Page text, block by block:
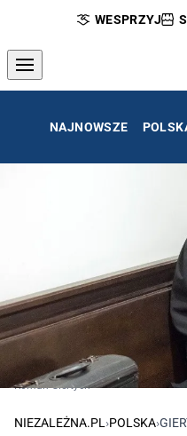
WESPRZYJ
NAJNOWSZE
Roman Giertych
NIEZALEŻNA.PL›POLSKA›